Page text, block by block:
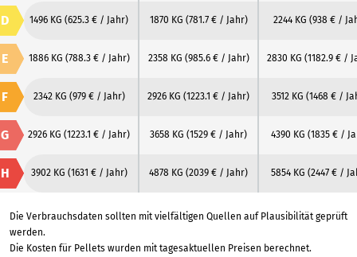
D 1496 KG (625.3 € / Jahr) 1870 KG (781.7 € / Jahr) 2244 KG (938 € /
E 1886 KG (788.3 € / Jahr) 2358 KG (985.6 € / Jahr) 2830 KG (1182.9 € /
F 2342 KG (979 € / Jahr) 2926 KG (1223.1 € / Jahr) 3512 KG (1468 € /
G 2926 KG (1223.1 € / Jahr) 3658 KG (1529 € / Jahr) 4390 KG (1835 € /
H 3902 KG (1631 € / Jahr) 4878 KG (2039 € / Jahr) 5854 KG (2447 € /
Die Verbrauchsdaten sollten mit vielfältigen Quellen auf Plausibilität geprüft
werden.
Die Kosten für Pellets wurden mit tagesaktuellen Preisen berechnet.